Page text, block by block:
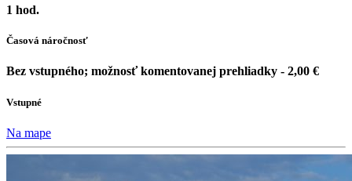
1 hod.
Časová náročnosť
Bez vstupného; možnosť komentovanej prehliadky - 2,00 €
Vstupné
Na mape